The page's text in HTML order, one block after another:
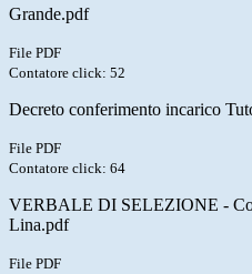
Grande.pdf
File PDF
Contatore click: 52
Decreto conferimento incarico
File PDF
Contatore click: 64
VERBALE DI SELEZIONE -
Lina.pdf
File PDF